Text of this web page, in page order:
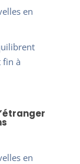
en
en